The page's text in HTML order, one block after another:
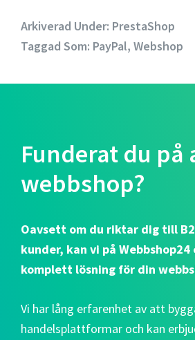
Arkiverad Under: PrestaShop
Taggad Som: PayPal, Webshop
Funderat du på
webbshop?
Oavsett om du riktar dig till
kunder, kan vi på
komplett lösning för din
Vi har lång erfarenhet av att
handelsplattformar och kan